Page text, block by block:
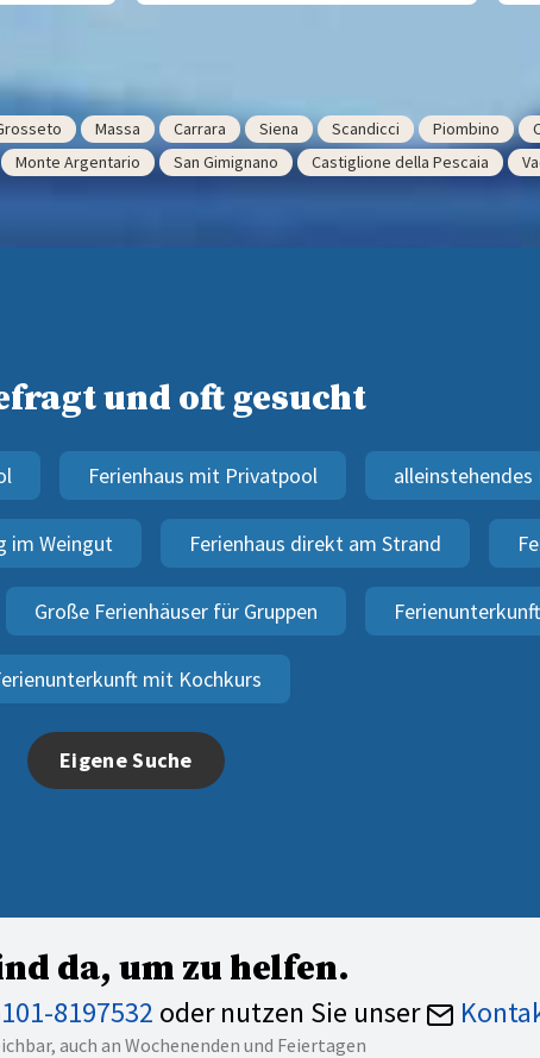
Massa Carrara Siena Scandicci Piombino
Monte Argentario San Gimignano Castiglione della Pescaia
und oft gesucht
Ferienhaus mit Privatpool
im Weingut Ferienhaus direkt am Strand
Große Ferienhäuser für Gruppen
mit Kochkurs
Eigene Suche
da, um zu helfen.
8197532 oder nutzen Sie unser
auch an Wochenenden und Feiertagen